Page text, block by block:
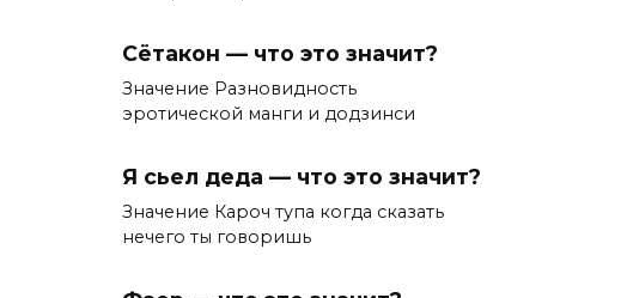
Сётакон — что это значит?
Значение Разновидность
эротической манги и додзинси
Я сьел деда — что это значит?
Значение Кароч тупа когда сказать
нечего ты говоришь